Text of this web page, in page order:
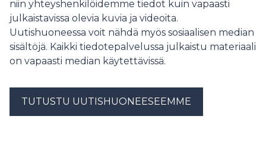
esimerkiksi alan johtamisen kehittämiseksi.
niin yhteyshenkilöidemme tiedot kuin vapaasti
julkaistavissa olevia kuvia ja videoita.
Uutishuoneessa voit nähdä myös sosiaalisen median
sisältöjä. Kaikki tiedotepalvelussa julkaistu materiaali
on vapaasti median käytettävissä.
TUTUSTU UUTISHUONEESEEMME